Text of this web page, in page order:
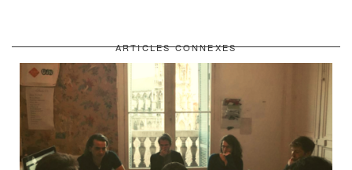
ARTICLES CONNEXES